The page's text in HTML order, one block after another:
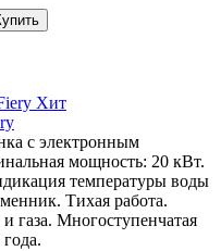
Хит
с электронным
мощность: 20 кВт.
температуры воды
Тихая работа.
газа. Многоступенчатая